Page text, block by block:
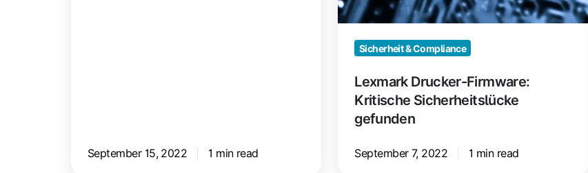
September 15, 2022 1 min read
Sicherheit & Compliance
Lexmark Drucker-Firmware:
Kritische Sicherheitslücke
gefunden
September 7, 2022 1 min read